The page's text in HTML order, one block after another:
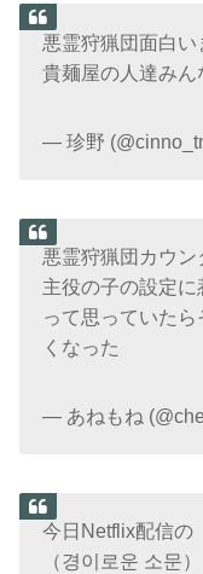
悪霊狩猟団面白
貴麺屋の人達み
— 珍野
悪霊狩猟団カウ
主役の子の設定
って思っていた
くなった
— あねもね
今日Netflix配信の
（경이로운 소문